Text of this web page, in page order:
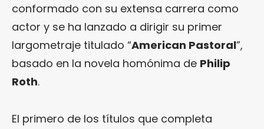
conformado con su extensa carrera como
actor y se ha lanzado a dirigir su primer
largometraje titulado “American Pastoral”,
basado en la novela homónima de Philip
Roth.
El primero de los títulos que completa